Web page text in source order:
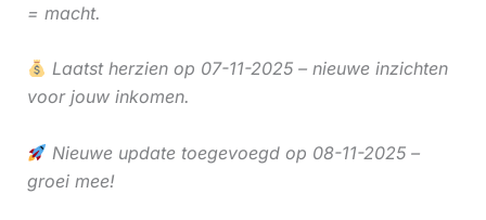
= macht.
Laatst herzien op 07-11-2025 – nieuwe inzichten
voor jouw inkomen.
Nieuwe update toegevoegd op 08-11-2025 –
groei mee!